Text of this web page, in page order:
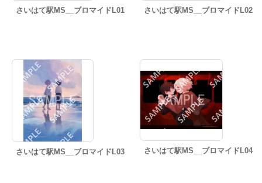
さいはて駅MS__ブロマイドL01 さいはて駅MS__ブロマイドL02
さいはて駅MS__ブロマイドL03 さいはて駅MS__ブロマイドL04